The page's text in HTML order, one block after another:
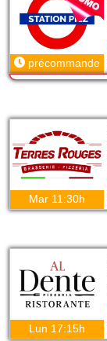
précommande
Mar 11:30h
Lun 17:15h